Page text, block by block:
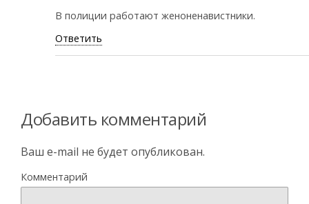
В полиции работают женоненавистники.
Ответить
Добавить комментарий
Ваш e-mail не будет опубликован.
Комментарий